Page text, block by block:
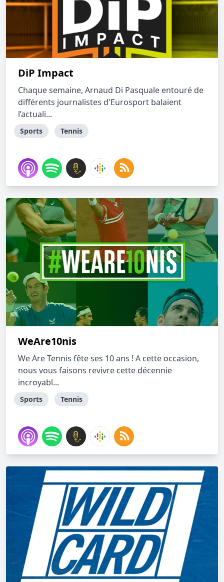
DiP Impact
Chaque semaine, Arnaud Di Pasquale entouré de
différents journalistes d'Eurosport balaient
l’actuali...
Sports Tennis
WeAre10nis
We Are Tennis fête ses 10 ans ! A cette occasion,
nous vous faisons revivre cette décennie
incroyabl...
Sports Tennis